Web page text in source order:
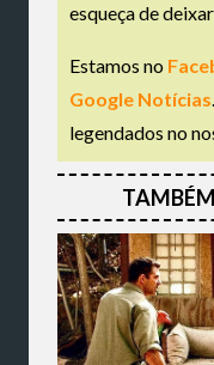
esqueça de
Estamos no
Google Notícias
legendados no